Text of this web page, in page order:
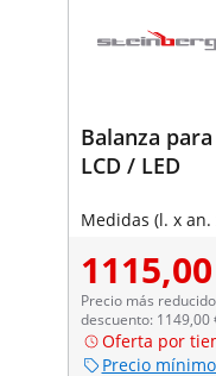
Balanza
LCD / LED
Medidas (l. x an.
Precio más
descuento: 1149,00
Oferta por
Precio